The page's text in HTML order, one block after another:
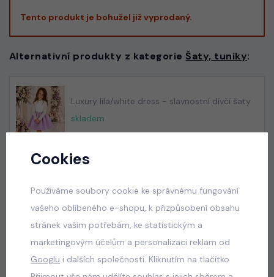
Tento produkt je bohužel již vyprodaný.
Alternativní produkty z kategorie Šaty, tuniky:
Luxury lila/white dress - slavnostní dívčí šaty
skladem
550 Kč
Luxury royal blue dress
skladem
550 Kč
Cookies
Používáme soubory cookie ke správnému fungování
vašeho oblíbeného e-shopu, k přizpůsobení obsahu
stránek vašim potřebám, ke statistickým a
marketingovým účelům a personalizaci reklam od
Googlu i dalších společností. Kliknutím na tlačítko